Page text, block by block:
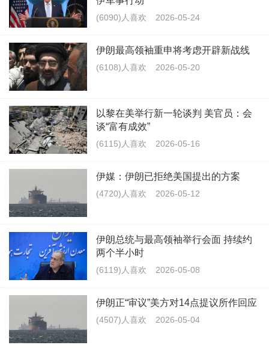
(6090)人喜欢 2026-05-24
伊朗最高领袖重申将考虑开辟新战线
(6108)人喜欢 2026-05-20
以黎在美举行新一轮谈判 美官员：会
谈“富有成效”
(6115)人喜欢 2026-05-16
伊媒：伊朗已拒绝美国提出的方案
(4720)人喜欢 2026-05-12
伊朗总统与最高领袖举行会面 持续约
两个半小时
(6119)人喜欢 2026-05-08
伊朗正“审议”美方对14点提议所作回应
(4507)人喜欢 2026-05-04